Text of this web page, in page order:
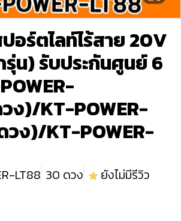
อร์ตไลท์ไร้สาย 20V
รุ่น) รับประกันศูนย์ 6
ง)/KT-POWER-
ง)/KT-POWER-
LT88 30 ดวง
ยังไม่มีรีวิว